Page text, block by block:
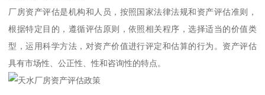
厂房资产评估是机构和人员，按照国家法律法规和资产评估准则，
根据特定目的，遵循评估原则，依照相关程序，选择适当的价值类
型，运用科学方法，对资产价值进行评定和估算的行为。资产评估
具有市场性、公正性、性和咨询性的特点。